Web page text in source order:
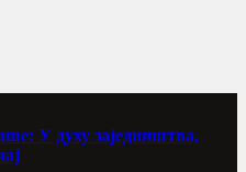
У духу заједништва,